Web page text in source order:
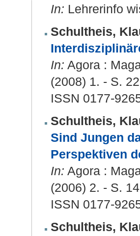
In: Lehrerinfo
Schultheis,
In: Agora :
(2008) 1. - S.
ISSN 0177-
Schultheis,
Sind Jungen
Perspektiven
In: Agora :
(2006) 2. - S.
ISSN 0177-
Schultheis,